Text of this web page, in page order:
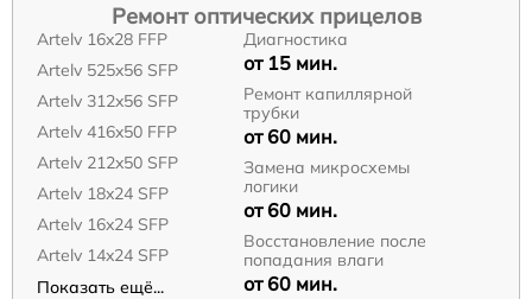
Ремонт оптических прицелов
Artelv 16x28 FFP
Artelv 525x56 SFP
Artelv 312x56 SFP
Artelv 416x50 FFP
Artelv 212x50 SFP
Artelv 18x24 SFP
Artelv 16x24 SFP
Artelv 14x24 SFP
Показать ещё...
Диагностика
от 15 мин.
Ремонт капиллярной
трубки
от 60 мин.
Замена микросхемы
логики
от 60 мин.
Восстановление после
попадания влаги
от 60 мин.